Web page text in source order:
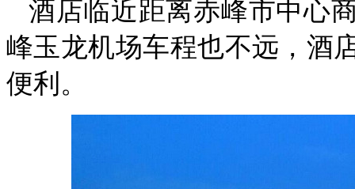
酒店临近距离赤峰市中心
峰玉龙机场车程也不远，酒
便利。